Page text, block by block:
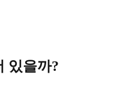
있을까?